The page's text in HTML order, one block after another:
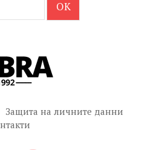
Защита на личните данни